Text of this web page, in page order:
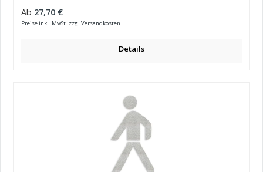
Regulärer Preis:
Ab 27,70 €
Preise inkl. MwSt. zzgl Versandkosten
Details